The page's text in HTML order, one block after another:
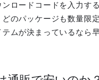
ロードコードを入力す
のパッケージも数量限
ムが決まっているなら